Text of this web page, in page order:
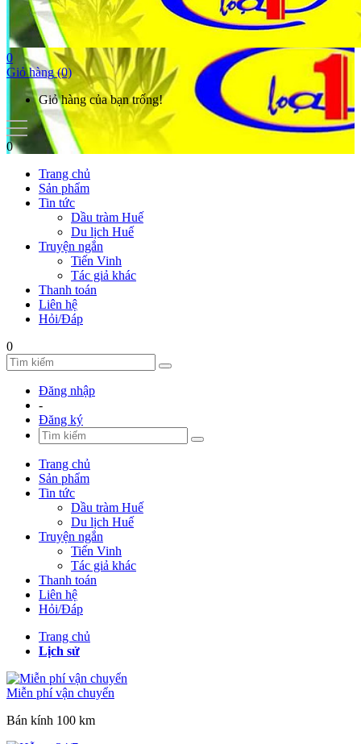
0
Giỏ hàng (0)
Giỏ hàng của bạn trống!
0
Trang chủ
Sản phẩm
Tin tức
Dầu tràm Huế
Du lịch Huế
Truyện ngắn
Tiến Vinh
Tác giả khác
Thanh toán
Liên hệ
Hỏi/Đáp
0
Đăng nhập
-
Đăng ký
Trang chủ
Sản phẩm
Tin tức
Dầu tràm Huế
Du lịch Huế
Truyện ngắn
Tiến Vinh
Tác giả khác
Thanh toán
Liên hệ
Hỏi/Đáp
Trang chủ
Lịch sử
Miễn phí vận chuyển
Bán kính 100 km